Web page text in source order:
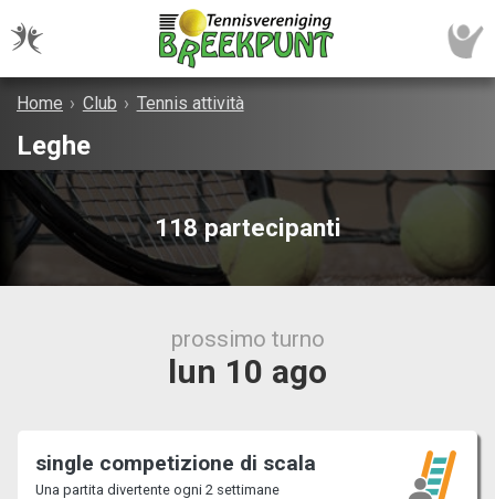
Home › Club › Tennis attività
Leghe
118 partecipanti
prossimo turno
lun 10 ago
single competizione di scala
Una partita divertente ogni 2 settimane